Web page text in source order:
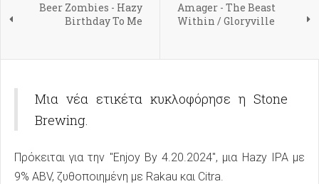
Beer Zombies - Hazy
Birthday To Me
Amager - The Beast
Within / Gloryville
Μια νέα ετικέτα κυκλοφόρησε η Stone
Brewing.
Πρόκειται για την "Enjoy By 4.20.2024", μια Hazy IPA με
9% ABV, ζυθοποιημένη με Rakau και Citra.